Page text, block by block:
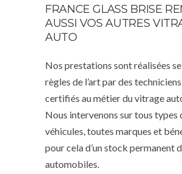
FRANCE GLASS BRISE
AUSSI VOS AUTRES
AUTO
Nos prestations sont réalisées
règles de l’art par des
certifiés au métier du vitrage
Nous intervenons sur tous types
véhicules, toutes marques et
pour cela d’un stock permanent
automobiles.